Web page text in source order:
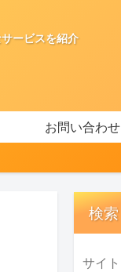
ービスを紹介
お問い合わせ
検索